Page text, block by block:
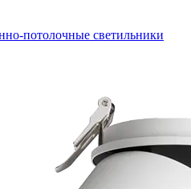
потолочные светильники